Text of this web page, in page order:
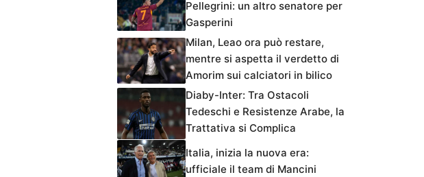
Pellegrini: un altro senatore per
Gasperini
Milan, Leao ora può restare,
mentre si aspetta il verdetto di
Amorim sui calciatori in bilico
Diaby-Inter: Tra Ostacoli
Tedeschi e Resistenze Arabe, la
Trattativa si Complica
Italia, inizia la nuova era:
ufficiale il team di Mancini